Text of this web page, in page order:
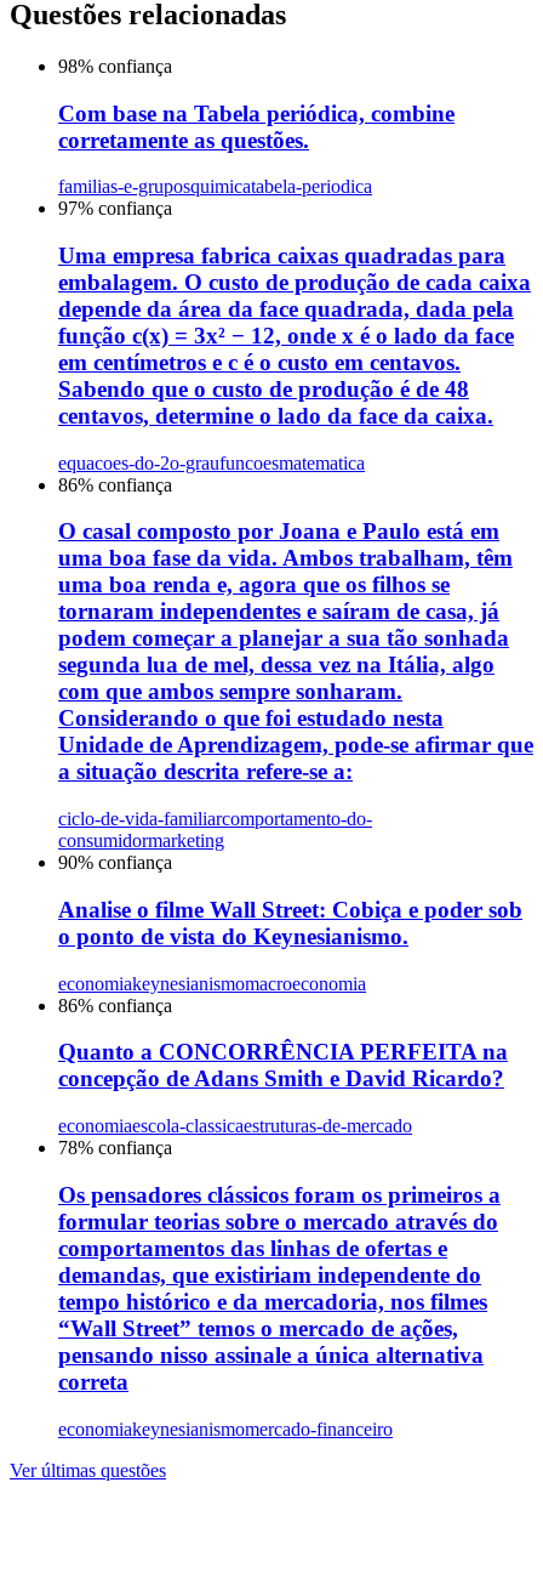
Questões relacionadas
98% confiança
Com base na Tabela periódica, combine
corretamente as questões.
familias-e-gruposquimicatabela-periodica
97% confiança
Uma empresa fabrica caixas quadradas para
embalagem. O custo de produção de cada caixa
depende da área da face quadrada, dada pela
função c(x) = 3x² − 12, onde x é o lado da face
em centímetros e c é o custo em centavos.
Sabendo que o custo de produção é de 48
centavos, determine o lado da face da caixa.
equacoes-do-2o-graufuncoesmatematica
86% confiança
O casal composto por Joana e Paulo está em
uma boa fase da vida. Ambos trabalham, têm
uma boa renda e, agora que os filhos se
tornaram independentes e saíram de casa, já
podem começar a planejar a sua tão sonhada
segunda lua de mel, dessa vez na Itália, algo
com que ambos sempre sonharam.
Considerando o que foi estudado nesta
Unidade de Aprendizagem, pode-se afirmar que
a situação descrita refere-se a:
ciclo-de-vida-familiarcomportamento-do-
consumidormarketing
90% confiança
Analise o filme Wall Street: Cobiça e poder sob
o ponto de vista do Keynesianismo.
economiakeynesianismomacroeconomia
86% confiança
Quanto a CONCORRÊNCIA PERFEITA na
concepção de Adans Smith e David Ricardo?
economiaescola-classicaestruturas-de-mercado
78% confiança
Os pensadores clássicos foram os primeiros a
formular teorias sobre o mercado através do
comportamentos das linhas de ofertas e
demandas, que existiriam independente do
tempo histórico e da mercadoria, nos filmes
“Wall Street” temos o mercado de ações,
pensando nisso assinale a única alternativa
correta
economiakeynesianismomercado-financeiro
Ver últimas questões